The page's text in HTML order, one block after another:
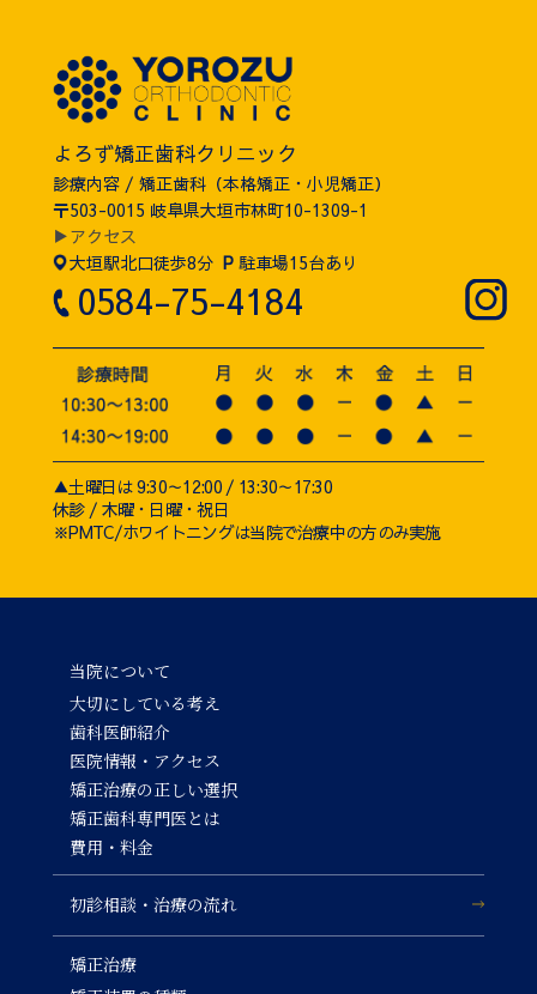
よろず矯正歯科クリニック
診療内容 / 矯正歯科（本格矯正・小児矯正）
〒503-0015 岐阜県大垣市林町10-1309-1
▶アクセス
大垣駅北口徒歩8分 P 駐車場15台あり
0584-75-4184
▲土曜日は 9:30～12:00 / 13:30～17:30
休診 / 木曜・日曜・祝日
※PMTC/ホワイトニングは当院で治療中の方のみ実施
当院について
大切にしている考え
歯科医師紹介
医院情報・アクセス
矯正治療の正しい選択
矯正歯科専門医とは
費用・料金
初診相談・治療の流れ
矯正治療